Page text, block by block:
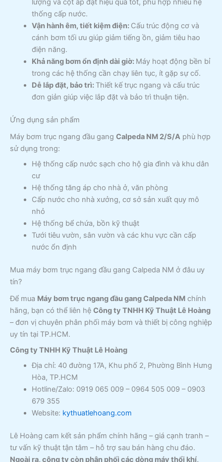
lượng và cột áp đạt hiệu quả tốt, phù hợp nhiều hệ
thống cấp nước.
Vận hành êm, tiết kiệm điện: Cấu trúc động cơ và
cánh bơm tối ưu giúp giảm tiếng ồn, giảm tiêu hao
điện năng.
Khả năng bơm ổn định dài giờ: Máy hoạt động bền bỉ
trong các hệ thống cần chạy liên tục, ít gặp sự cố.
Dễ lắp đặt, bảo trì: Thiết kế trục ngang và cấu trúc
đơn giản giúp việc lắp đặt và bảo trì thuận tiện.
Ứng dụng sản phẩm
Máy bơm trục ngang đầu gang Calpeda NM 2/S/A phù hợp
sử dụng trong:
Hệ thống cấp nước sạch cho hộ gia đình và khu dân
cư
Hệ thống tăng áp cho nhà ở, văn phòng
Cấp nước cho nhà xưởng, cơ sở sản xuất quy mô
nhỏ
Hệ thống bể chứa, bồn kỹ thuật
Tưới tiêu vườn, sân vườn và các khu vực cần cấp
nước ổn định
Mua máy bơm trục ngang đầu gang Calpeda NM ở đâu uy
tín?
Để mua Máy bơm trục ngang đầu gang Calpeda NM chính
hãng, bạn có thể liên hệ Công ty TNHH Kỹ Thuật Lê Hoàng
– đơn vị chuyên phân phối máy bơm và thiết bị công nghiệp
uy tín tại TP.HCM.
Công ty TNHH Kỹ Thuật Lê Hoàng
Địa chỉ: 40 đường 17A, Khu phố 2, Phường Bình Hưng
Hòa, TP.HCM
Hotline/Zalo: 0919 065 009 – 0964 505 009 – 0903
679 355
Website: kythuatlehoang.com
Lê Hoàng cam kết sản phẩm chính hãng – giá cạnh tranh –
tư vấn kỹ thuật tận tâm – hỗ trợ sau bán hàng chu đáo.
Ngoài ra, công ty còn phân phối các dòng máy thổi khí,